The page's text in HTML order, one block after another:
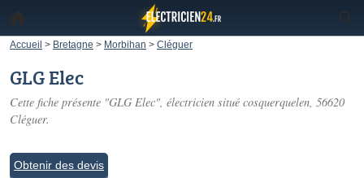
Accueil > Bretagne > Morbihan > Cléguer
GLG Elec
Cette fiche présente "GLG Elec", électricien situé cosquerquelen, 56620
Cléguer.
Obtenir des devis